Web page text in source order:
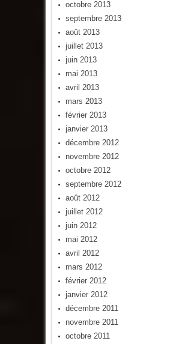
octobre 2013
septembre 2013
août 2013
juillet 2013
juin 2013
mai 2013
avril 2013
mars 2013
février 2013
janvier 2013
décembre 2012
novembre 2012
octobre 2012
septembre 2012
août 2012
juillet 2012
juin 2012
mai 2012
avril 2012
mars 2012
février 2012
janvier 2012
décembre 2011
novembre 2011
octobre 2011